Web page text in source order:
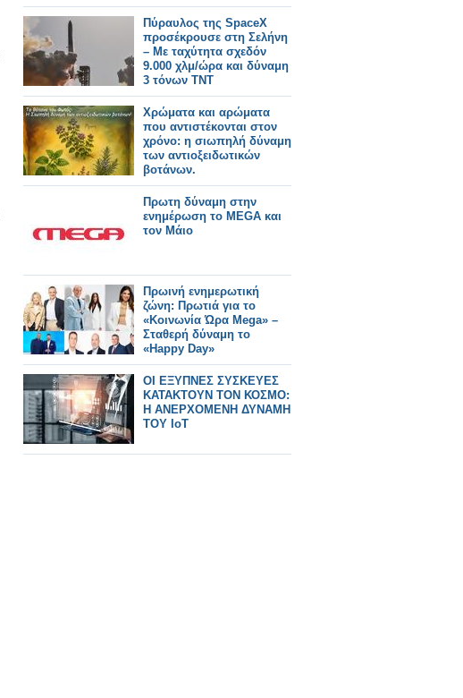
Πύραυλος της SpaceX
προσέκρουσε στη Σελήνη
– Με ταχύτητα σχεδόν
9.000 χλμ/ώρα και δύναμη
3 τόνων ΤΝΤ
Χρώματα και αρώματα
που αντιστέκονται στον
χρόνο: η σιωπηλή δύναμη
των αντιοξειδωτικών
βοτάνων.
Πρωτη δύναμη στην
ενημέρωση το MEGA και
τον Μάιο
Πρωινή ενημερωτική
ζώνη: Πρωτιά για το
«Κοινωνία Ώρα Mega» –
Σταθερή δύναμη το
«Happy Day»
ΟΙ ΕΞΥΠΝΕΣ ΣΥΣΚΕΥΕΣ
ΚΑΤΑΚΤΟΥΝ ΤΟΝ ΚΟΣΜΟ:
Η ΑΝΕΡΧΟΜΕΝΗ ΔΥΝΑΜΗ
ΤΟΥ IoT